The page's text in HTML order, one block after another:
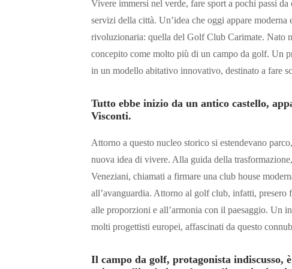
Vivere immersi nel verde, fare sport a pochi passi
servizi della città. Un’idea che oggi appare
rivoluzionaria: quella del Golf Club Carimate. Nato
concepito come molto più di un campo da golf. Un
in un modello abitativo innovativo, destinato a fare
Tutto ebbe inizio da un antico castello,
Visconti.
Attorno a questo nucleo storico si estendevano
nuova idea di vivere. Alla guida della
Veneziani, chiamati a firmare una club house
all’avanguardia. Attorno al golf club, infatti, presero
alle proporzioni e all’armonia con il paesaggio. Un
molti progettisti europei, affascinati da questo
Il campo da golf, protagonista indiscusso,